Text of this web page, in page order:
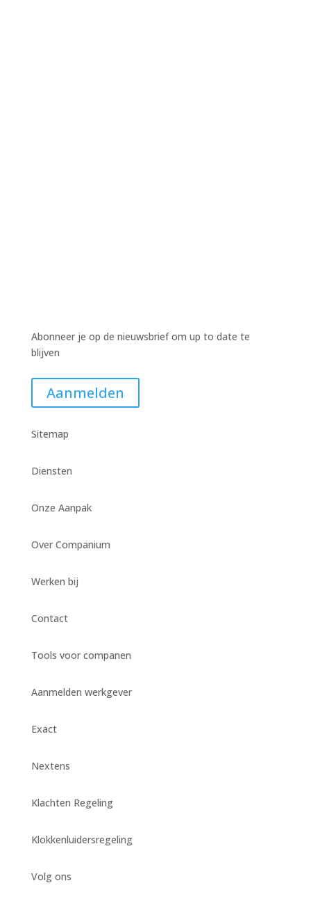
Abonneer je op de nieuwsbrief om up to date te
blijven
Aanmelden
Sitemap
Diensten
Onze Aanpak
Over Companium
Werken bij
Contact
Tools voor companen
Aanmelden werkgever
Exact
Nextens
Klachten Regeling
Klokkenluidersregeling
Volg ons